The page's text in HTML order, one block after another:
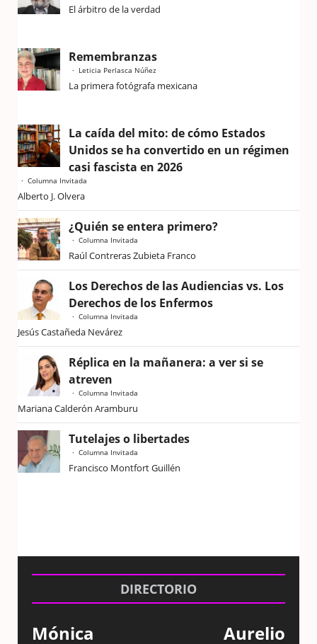
El árbitro de la verdad
Remembranzas
Leticia Perlasca Núñez
La primera fotógrafa mexicana
La caída del mito: de cómo Estados
Unidos se ha convertido en un régimen
casi fascista en 2026
Columna Invitada
Alberto J. Olvera
¿Quién se entera primero?
Columna Invitada
Raúl Contreras Zubieta Franco
Los Derechos de las Audiencias vs. Los
Derechos de los Enfermos
Columna Invitada
Jesús Castañeda Nevárez
Réplica en la mañanera: a ver si se
atreven
Columna Invitada
Mariana Calderón Aramburu
Tutelajes o libertades
Columna Invitada
Francisco Montfort Guillén
DIRECTORIO
Mónica
Aurelio